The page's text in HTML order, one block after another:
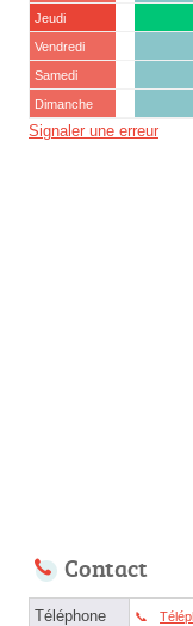
Jeudi
Vendredi
Samedi
Dimanche
Signaler une erreur
Contact
Téléphone